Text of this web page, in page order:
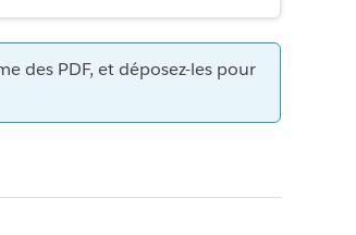
des PDF, et déposez-les pour